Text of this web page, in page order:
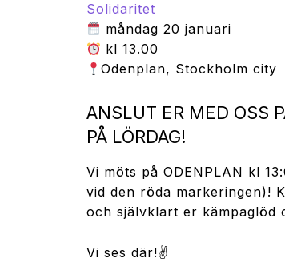
Solidaritet
måndag 20 januari
kl 13.00
Odenplan, Stockholm city
ANSLUT ER MED OSS
PÅ LÖRDAG!
Vi möts på ODENPLAN kl
vid den röda markeringen)!
och självklart er kämpaglöd
Vi ses där!✌️